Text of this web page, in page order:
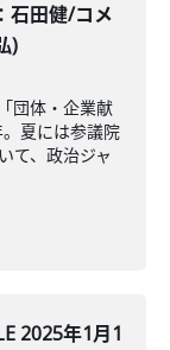
石田健/コメ
)
団体・企業献
夏には参議院
て、政治ジャ
2025年1月1